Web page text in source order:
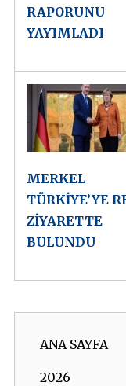
RAPORUNU
YAYIMLADI
MERKEL
TÜRKİYE’YE
ZİYARETTE
BULUNDU
ANA SAYFA
2026